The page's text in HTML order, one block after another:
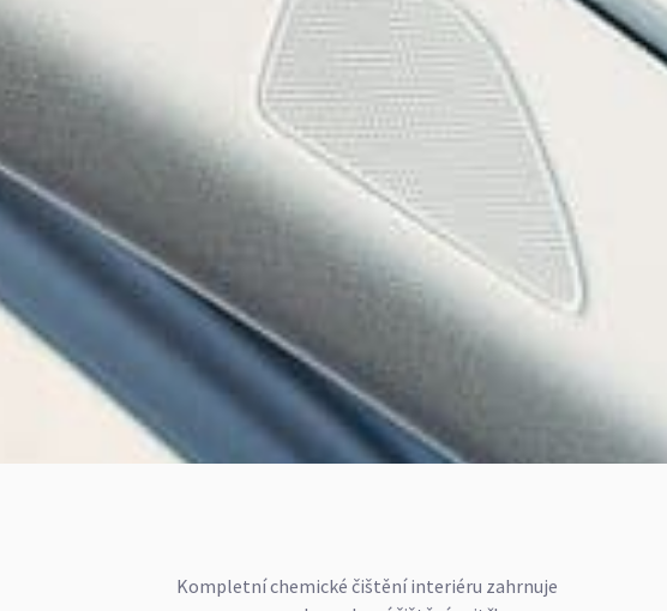
Kompletní chemické čištění interiéru zahrnuje